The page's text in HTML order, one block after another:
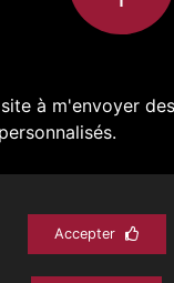
à m'envoyer
S'inscrire
Accepter